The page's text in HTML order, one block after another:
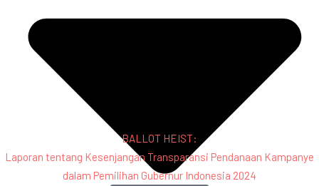
BALLOT HEIST:
Laporan tentang Kesenjangan Transparansi Pendanaan Kampanye
dalam Pemilihan Gubernur Indonesia 2024